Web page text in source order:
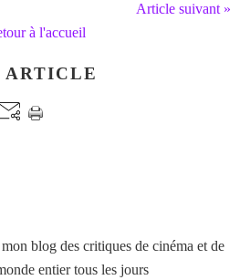
Article suivant »
à l'accueil
ARTICLE
blog des critiques de cinéma et de
entier tous les jours